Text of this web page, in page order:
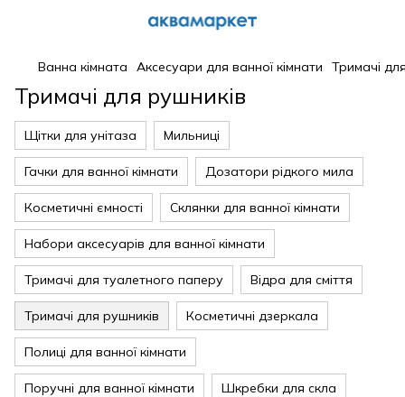
Ванна кімната Аксесуари для ванної кімнати Тримачі
Тримачі для рушників
Щітки для унітаза Мильниці
Гачки для ванної кімнати Дозатори рідкого мила
Косметичні ємності Склянки для ванної кімнати
Набори аксесуарів для ванної кімнати
Тримачі для туалетного паперу Відра для сміття
Тримачі для рушників Косметичні дзеркала
Полиці для ванної кімнати
Поручні для ванної кімнати Шкребки для скла